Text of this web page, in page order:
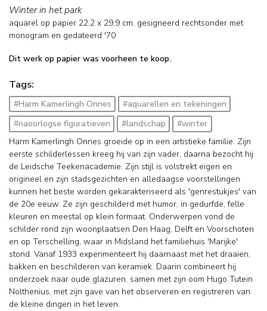
Winter in het park
aquarel op papier 22,2 x 29,9 cm, gesigneerd rechtsonder met
monogram en gedateerd '70
Dit werk op papier was voorheen te koop.
Tags:
#Harm Kamerlingh Onnes
#aquarellen en tekeningen
#naoorlogse figuratieven
#landschap
#winter
Harm Kamerlingh Onnes groeide op in een artistieke familie. Zijn
eerste schilderlessen kreeg hij van zijn vader, daarna bezocht hij
de Leidsche Teekenacademie. Zijn stijl is volstrekt eigen en
origineel en zijn stadsgezichten en alledaagse voorstellingen
kunnen het beste worden gekarakteriseerd als 'genrestukjes' van
de 20e eeuw. Ze zijn geschilderd met humor, in gedurfde, felle
kleuren en meestal op klein formaat. Onderwerpen vond de
schilder rond zijn woonplaatsen Den Haag, Delft en Voorschoten
en op Terschelling, waar in Midsland het familiehuis 'Marijke'
stond. Vanaf 1933 experimenteert hij daarnaast met het draaien,
bakken en beschilderen van keramiek. Daarin combineert hij
onderzoek naar oude glazuren, samen met zijn oom Hugo Tutein
Nolthenius, met zijn gave van het observeren en registreren van
de kleine dingen in het leven.